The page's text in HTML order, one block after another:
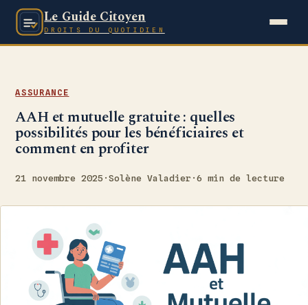
Le Guide Citoyen
DROITS DU QUOTIDIEN
ASSURANCE
AAH et mutuelle gratuite : quelles
possibilités pour les bénéficiaires et
comment en profiter
21 novembre 2025 ·Solène Valadier ·6 min de lecture